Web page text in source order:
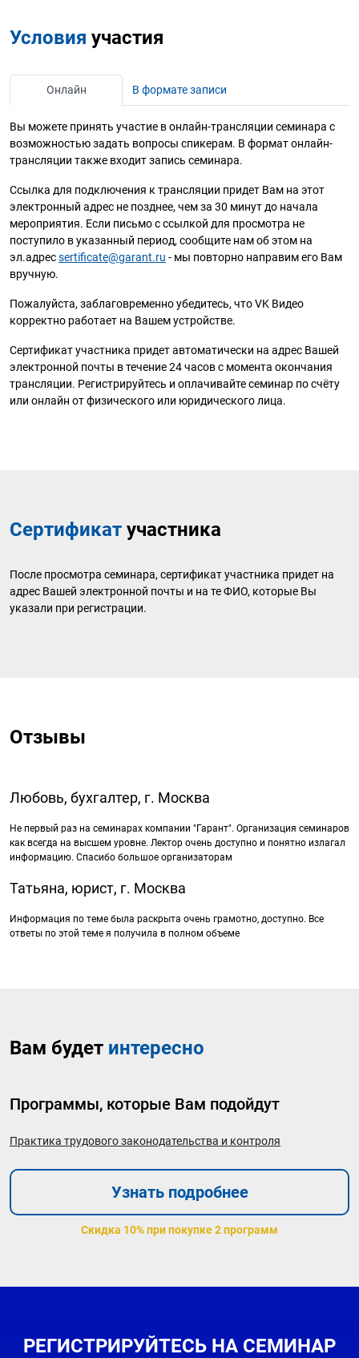
Условия участия
Онлайн В формате записи
Вы можете принять участие в онлайн-трансляции семинара с
возможностью задать вопросы спикерам. В формат онлайн-
трансляции также входит запись семинара.
Ссылка для подключения к трансляции придет Вам на этот
электронный адрес не позднее, чем за 30 минут до начала
мероприятия. Если письмо с ссылкой для просмотра не
поступило в указанный период, сообщите нам об этом на
эл.адресsertificate@garant.ru - мы повторно направим его Вам
вручную.
Пожалуйста, заблаговременно убедитесь, что VK Видео
корректно работает на Вашем устройстве.
Сертификат участника придет автоматически на адрес Вашей
электронной почты в течение 24 часов с момента окончания
трансляции. Регистрируйтесь и оплачивайте семинар по счёту
или онлайн от физического или юридического лица.
Сертификат участника
После просмотра семинара, сертификат участника придет на
адрес Вашей электронной почты и на те ФИО, которые Вы
указали при регистрации.
Отзывы
Любовь, бухгалтер, г. Москва
Не первый раз на семинарах компании "Гарант". Организация семинаров
как всегда на высшем уровне. Лектор очень доступно и понятно излагал
информацию. Спасибо большое организаторам
Татьяна, юрист, г. Москва
Информация по теме была раскрыта очень грамотно, доступно. Все
ответы по этой теме я получила в полном объеме
Вам будет интересно
Программы, которые Вам подойдут
Практика трудового законодательства и контроля
Узнать подробнее
Скидка 10% при покупке 2 программ
РЕГИСТРИРУЙТЕСЬ НА СЕМИНАР